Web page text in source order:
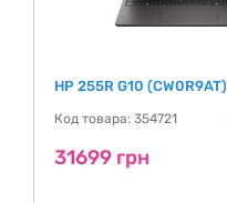
HP 255R G10 (CW0R9AT)
Код товара: 354721
31699 грн